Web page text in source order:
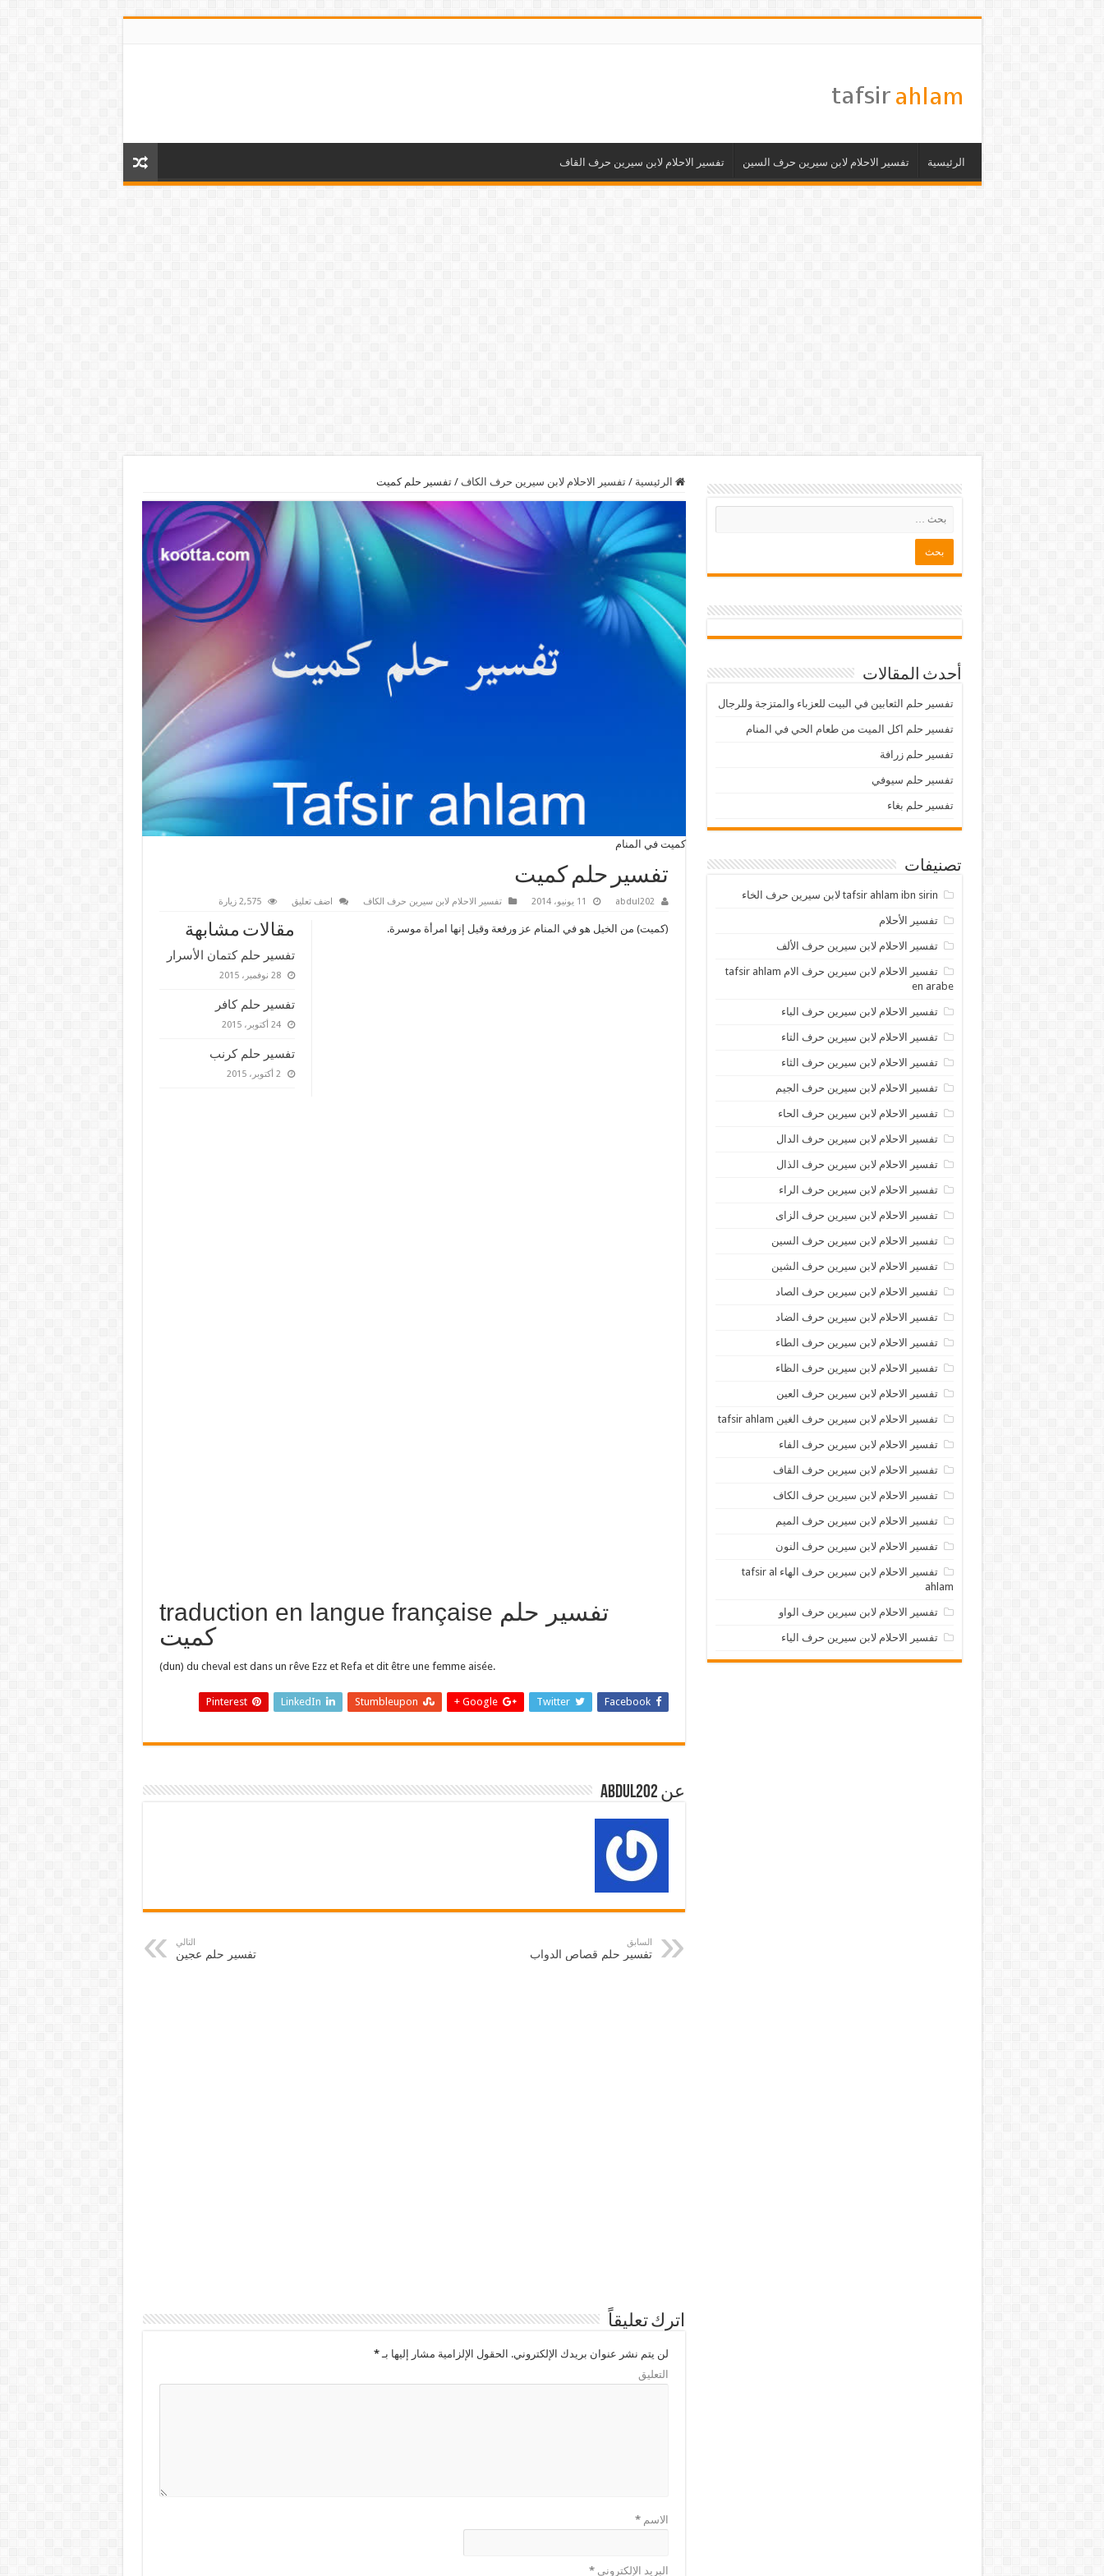
الرئيسية تفسير الاحلام لابن سيرين حرف السين تفسير الاحلام لابن سيرين حرف القاف
الرئيسية / تفسير الاحلام لابن سيرين حرف الكاف / تفسير حلم كميت
كميت في المنام
تفسير حلم كميت
abdul202 11 يونيو، 2014 تفسير الاحلام لابن سيرين حرف الكاف اضف تعليق 2,575 زيارة
مقالات مشابهة
تفسير حلم كتمان الأسرار
28 نوفمبر، 2015
تفسير حلم كافر
24 أكتوبر، 2015
تفسير حلم كرنب
2 أكتوبر، 2015
(كميت) من الخيل هو في المنام عز ورفعة وقيل إنها امرأة موسرة.
traduction en langue française تفسير حلم
كميت
(dun) du cheval est dans un rêve Ezz et Refa et dit être une femme aisée.
Facebook
Twitter
Google +
Stumbleupon
LinkedIn
Pinterest
عن abdul202
السابق
تفسير حلم قصاص الدواب
التالي
تفسير حلم عجين
اترك تعليقاً
لن يتم نشر عنوان بريدك الإلكتروني. الحقول الإلزامية مشار إليها بـ*
التعليق
الاسم*
البريد الإلكتروني*
أحدث المقالات
تفسير حلم الثعابين في البيت للعزباء والمتزجة وللرجال
تفسير حلم اكل الميت من طعام الحي في المنام
تفسير حلم زرافة
تفسير حلم سيوفي
تفسير حلم بغاء
تصنيفات
tafsir ahlam ibn sirin لابن سيرين حرف الخاء
تفسير الأحلام
تفسير الاحلام لابن سيرين حرف الألف
تفسير الاحلام لابن سيرين حرف الام tafsir ahlam
en arabe
تفسير الاحلام لابن سيرين حرف الباء
تفسير الاحلام لابن سيرين حرف التاء
تفسير الاحلام لابن سيرين حرف الثاء
تفسير الاحلام لابن سيرين حرف الجيم
تفسير الاحلام لابن سيرين حرف الحاء
تفسير الاحلام لابن سيرين حرف الدال
تفسير الاحلام لابن سيرين حرف الذال
تفسير الاحلام لابن سيرين حرف الراء
تفسير الاحلام لابن سيرين حرف الزاى
تفسير الاحلام لابن سيرين حرف السين
تفسير الاحلام لابن سيرين حرف الشين
تفسير الاحلام لابن سيرين حرف الصاد
تفسير الاحلام لابن سيرين حرف الضاد
تفسير الاحلام لابن سيرين حرف الطاء
تفسير الاحلام لابن سيرين حرف الظاء
تفسير الاحلام لابن سيرين حرف العين
تفسير الاحلام لابن سيرين حرف الغين tafsir ahlam
تفسير الاحلام لابن سيرين حرف الفاء
تفسير الاحلام لابن سيرين حرف القاف
تفسير الاحلام لابن سيرين حرف الكاف
تفسير الاحلام لابن سيرين حرف الميم
تفسير الاحلام لابن سيرين حرف النون
تفسير الاحلام لابن سيرين حرف الهاء tafsir al
ahlam
تفسير الاحلام لابن سيرين حرف الواو
تفسير الاحلام لابن سيرين حرف الياء